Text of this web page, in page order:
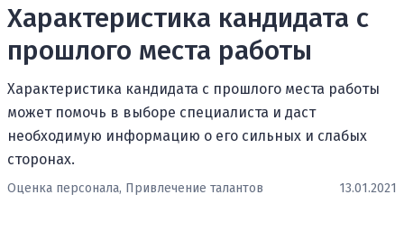
Характеристика кандидата с
прошлого места работы
Характеристика кандидата с прошлого места работы
может помочь в выборе специалиста и даст
необходимую информацию о его сильных и слабых
сторонах.
Оценка персонала, Привлечение талантов 13.01.2021